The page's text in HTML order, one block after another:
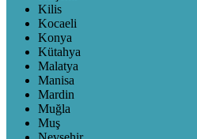
Kilis
Kocaeli
Konya
Kütahya
Malatya
Manisa
Mardin
Muğla
Muş